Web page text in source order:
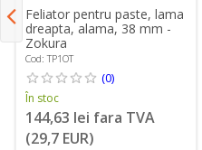
Feliator pentru paste, lama
dreapta, alama, 38 mm -
Zokura
Cod: TP1OT
(0)
În stoc
144,63 lei fara TVA
(29,7 EUR)